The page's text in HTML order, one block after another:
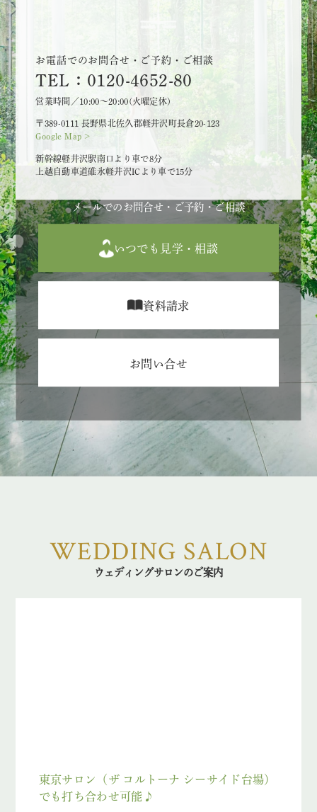
お電話でのお問合せ・ご予約・ご相談
TEL：0120-4652-80
営業時間／10:00～20:00(火曜定休)
〒389-0111 長野県北佐久郡軽井沢町長倉20-123
Google Map >
新幹線軽井沢駅南口より車で8分
上越自動車道碓氷軽井沢ICより車で15分
メールでのお問合せ・ご予約・ご相談
いつでも見学・相談
資料請求
お問い合せ
WEDDING SALON
ウェディングサロンのご案内
東京サロン（ザ コルトーナ シーサイド台場）
でも打ち合わせ可能♪